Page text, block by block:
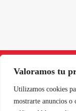
Valoramos tu
Utilizamos cookies
mostrarte anuncios o
Instagram